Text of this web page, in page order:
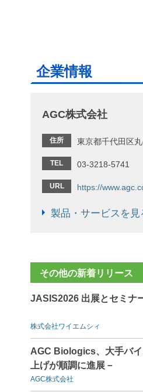
企業情報
AGC株式会社
住所 東京都千代田区
TEL 03-3218-5741
URL https://
製品・サービスを見
その他の新着リリース
JASIS2026 出展とセミナ
株式会社ワイエムシィ
AGC Biologics、大手バ
上げが順調に進展－
AGC株式会社